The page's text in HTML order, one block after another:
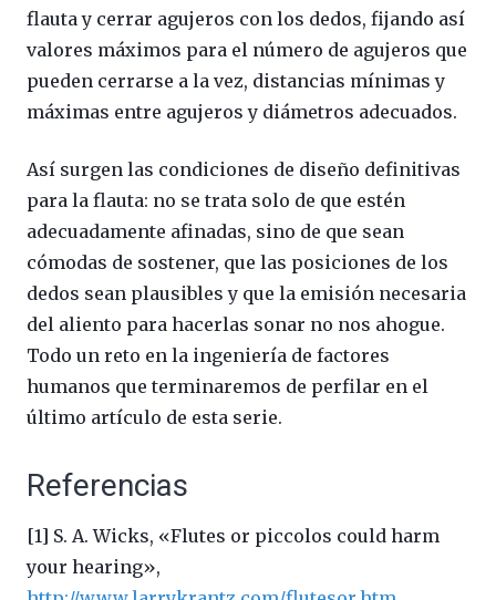
flauta y cerrar agujeros con los dedos, fijando así
valores máximos para el número de agujeros que
pueden cerrarse a la vez, distancias mínimas y
máximas entre agujeros y diámetros adecuados.
Así surgen las condiciones de diseño definitivas
para la flauta: no se trata solo de que estén
adecuadamente afinadas, sino de que sean
cómodas de sostener, que las posiciones de los
dedos sean plausibles y que la emisión necesaria
del aliento para hacerlas sonar no nos ahogue.
Todo un reto en la ingeniería de factores
humanos que terminaremos de perfilar en el
último artículo de esta serie.
Referencias
[1] S. A. Wicks, «Flutes or piccolos could harm
your hearing»,